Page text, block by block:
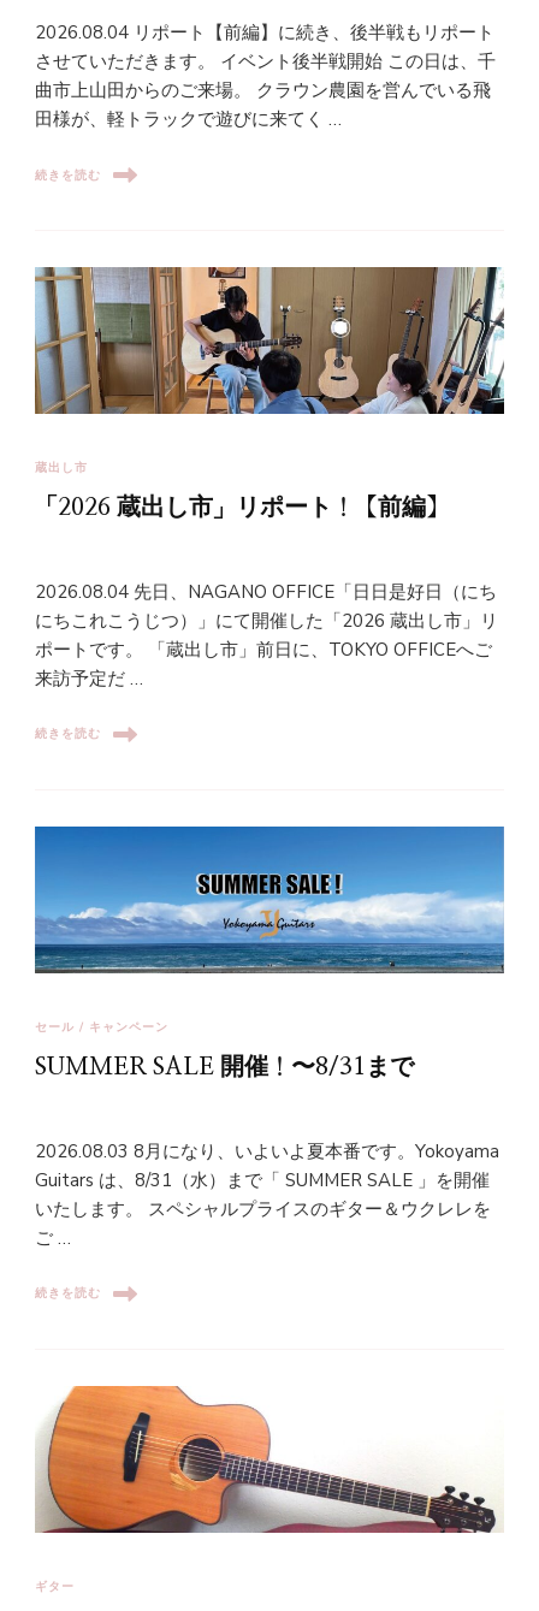
2026.08.04 リポート【前編】に続き、後半戦もリポート
させていただきます。 イベント後半戦開始 この日は、千
曲市上山田からのご来場。 クラウン農園を営んでいる飛
田様が、軽トラックで遊びに来てく …
続きを読む
蔵出し市
「2026 蔵出し市」リポート！【前編】
2026.08.04 先日、NAGANO OFFICE「日日是好日（にち
にちこれこうじつ）」にて開催した「2026 蔵出し市」リ
ポートです。 「蔵出し市」前日に、TOKYO OFFICEへご
来訪予定だ …
続きを読む
セール / キャンペーン
SUMMER SALE 開催！〜8/31まで
2026.08.03 8月になり、いよいよ夏本番です。Yokoyama
Guitars は、8/31（水）まで「 SUMMER SALE 」を開催
いたします。 スペシャルプライスのギター＆ウクレレを
ご …
続きを読む
ギター